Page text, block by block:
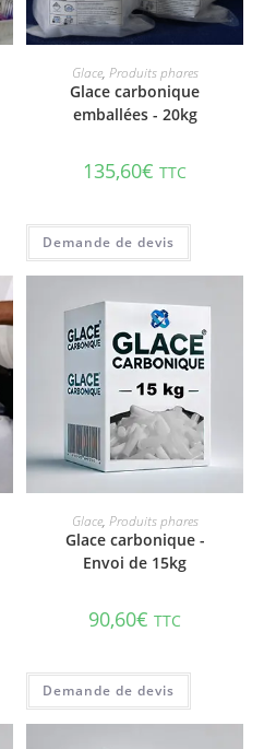
AJOUTER AU PANIER
Glace, Produits phares
Glace carbonique
emballées - 20kg
135,60€ TTC
AJOUTER AU PANIER
Glace, Produits phares
Glace carbonique -
Envoi de 15kg
90,60€ TTC